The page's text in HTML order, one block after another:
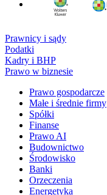
Prawnicy i sądy
Podatki
Kadry i BHP
Prawo w biznesie
Prawo gospodarcze
Małe i średnie firmy
Spółki
Finanse
Prawo AI
Budownictwo
Środowisko
Banki
Orzeczenia
Energetyka